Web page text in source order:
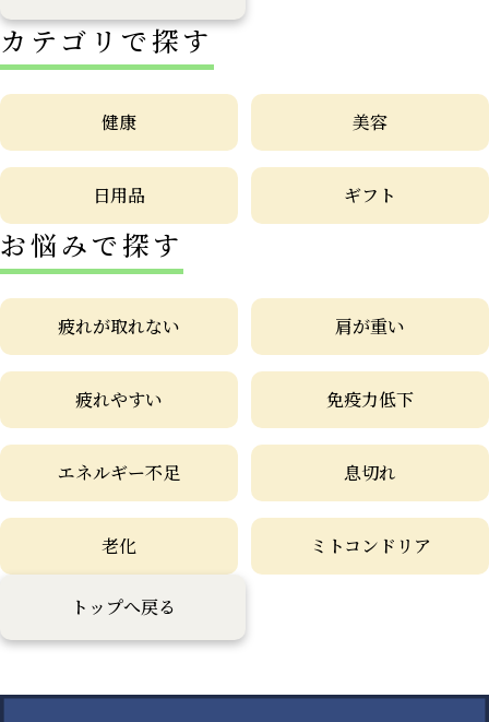
カテゴリで探す
健康 美容
日用品 ギフト
お悩みで探す
疲れが取れない 肩が重い
疲れやすい 免疫力低下
エネルギー不足 息切れ
老化 ミトコンドリア
トップへ戻る